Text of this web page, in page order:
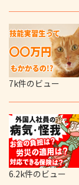
7k件のビュー
6.2k件のビュー